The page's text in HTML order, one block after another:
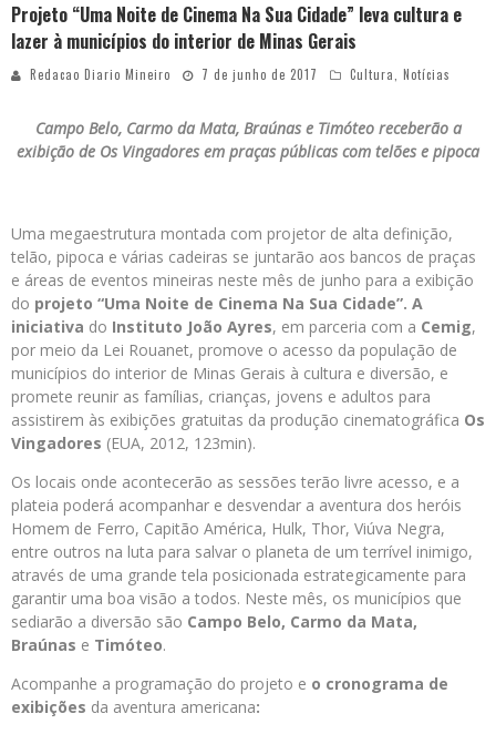
Projeto “Uma Noite de Cinema Na Sua Cidade” leva cultura e
lazer à municípios do interior de Minas Gerais
Redacao Diario Mineiro 7 de junho de 2017 Cultura Notícias
Campo Belo, Carmo da Mata, Braúnas e Timóteo receberão a
exibição de Os Vingadores em praças públicas com telões e pipoca
Uma megaestrutura montada com projetor de alta definição,
telão, pipoca e várias cadeiras se juntarão aos bancos de praças
e áreas de eventos mineiras neste mês de junho para a exibição
do projeto “Uma Noite de Cinema Na Sua Cidade”. A
iniciativa do Instituto João Ayres, em parceria com a Cemig,
por meio da Lei Rouanet, promove o acesso da população de
municípios do interior de Minas Gerais à cultura e diversão, e
promete reunir as famílias, crianças, jovens e adultos para
assistirem às exibições gratuitas da produção cinematográfica Os
Vingadores (EUA, 2012, 123min).
Os locais onde acontecerão as sessões terão livre acesso, e a
plateia poderá acompanhar e desvendar a aventura dos heróis
Homem de Ferro, Capitão América, Hulk, Thor, Viúva Negra,
entre outros na luta para salvar o planeta de um terrível inimigo,
através de uma grande tela posicionada estrategicamente para
garantir uma boa visão a todos. Neste mês, os municípios que
sediarão a diversão são Campo Belo, Carmo da Mata,
Braúnas e Timóteo.
Acompanhe a programação do projeto e o cronograma de
exibições da aventura americana: